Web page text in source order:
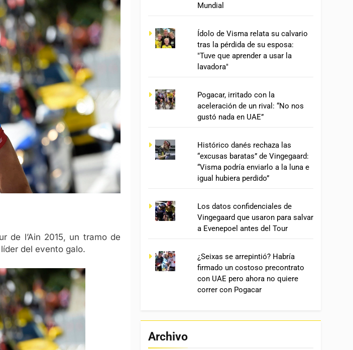
de l’Ain 2015, un tramo de
del evento galo.
Mundial
Ídolo de Visma relata su calvario
tras la pérdida de su esposa:
"Tuve que aprender a usar la
lavadora"
Pogacar, irritado con la
aceleración de un rival: “No nos
gustó nada en UAE”
Histórico danés rechaza las
“excusas baratas” de Vingegaard:
“Visma podría enviarlo a la luna e
igual hubiera perdido”
Los datos confidenciales de
Vingegaard que usaron para salvar
a Evenepoel antes del Tour
¿Seixas se arrepintió? Habría
firmado un costoso precontrato
con UAE pero ahora no quiere
correr con Pogacar
Archivo